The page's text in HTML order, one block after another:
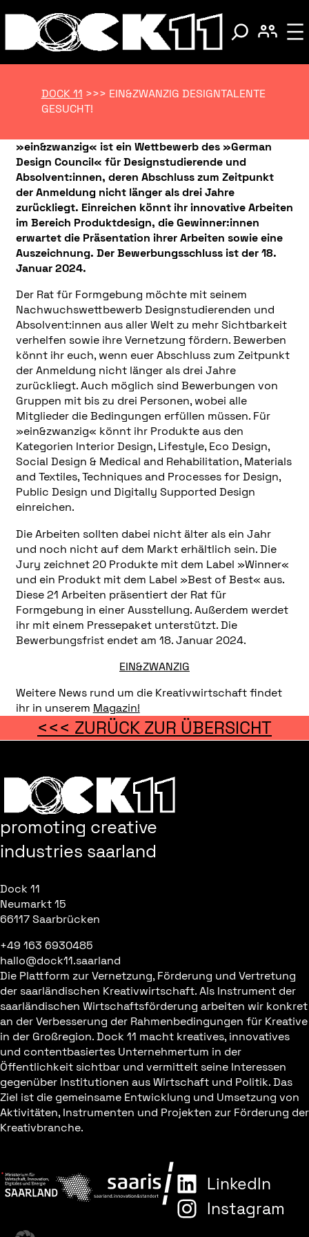
DOCK 11 >>> EIN&ZWANZIG DESIGNTALENTE
GESUCHT!
»ein&zwanzig« ist ein Wettbewerb des »German
Design Council« für Designstudierende und
Absolvent:innen, deren Abschluss zum Zeitpunkt
der Anmeldung nicht länger als drei Jahre
zurückliegt. Einreichen könnt ihr innovative Arbeiten
im Bereich Produktdesign, die Gewinner:innen
erwartet die Präsentation ihrer Arbeiten sowie eine
Auszeichnung. Der Bewerbungsschluss ist der 18.
Januar 2024.
Der Rat für Formgebung möchte mit seinem
Nachwuchswettbewerb Designstudierenden und
Absolvent:innen aus aller Welt zu mehr Sichtbarkeit
verhelfen sowie ihre Vernetzung fördern. Bewerben
könnt ihr euch, wenn euer Abschluss zum Zeitpunkt
der Anmeldung nicht länger als drei Jahre
zurückliegt. Auch möglich sind Bewerbungen von
Gruppen mit bis zu drei Personen, wobei alle
Mitglieder die Bedingungen erfüllen müssen. Für
»ein&zwanzig« könnt ihr Produkte aus den
Kategorien Interior Design, Lifestyle, Eco Design,
Social Design & Medical and Rehabilitation, Materials
and Textiles, Techniques and Processes for Design,
Public Design und Digitally Supported Design
einreichen.
Die Arbeiten sollten dabei nicht älter als ein Jahr
und noch nicht auf dem Markt erhältlich sein. Die
Jury zeichnet 20 Produkte mit dem Label »Winner«
und ein Produkt mit dem Label »Best of Best« aus.
Diese 21 Arbeiten präsentiert der Rat für
Formgebung in einer Ausstellung. Außerdem werdet
ihr mit einem Pressepaket unterstützt. Die
Bewerbungsfrist endet am 18. Januar 2024.
EIN&ZWANZIG
Weitere News rund um die Kreativwirtschaft findet
ihr in unserem Magazin!
<<< ZURÜCK ZUR ÜBERSICHT
promoting creative
industries saarland
Dock 11
Neumarkt 15
66117 Saarbrücken
+49 163 6930485
hallo@dock11.saarland
Die Plattform zur Vernetzung, Förderung und Vertretung
der saarländischen Kreativwirtschaft. Als Instrument der
saarländischen Wirtschaftsförderung arbeiten wir konkret
an der Verbesserung der Rahmenbedingungen für Kreative
in der Großregion. Dock 11 macht kreatives, innovatives
und contentbasiertes Unternehmertum in der
Öffentlichkeit sichtbar und vermittelt seine Interessen
gegenüber Institutionen aus Wirtschaft und Politik. Das
Ziel ist die gemeinsame Entwicklung und Umsetzung von
Aktivitäten, Instrumenten und Projekten zur Förderung der
Kreativbranche.
LinkedIn
Instagram